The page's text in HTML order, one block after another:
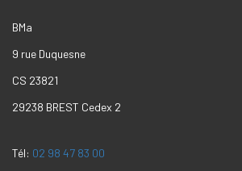
BMa
9 rue Duquesne
CS 23821
29238 BREST Cedex 2
Tél: 02 98 47 83 00